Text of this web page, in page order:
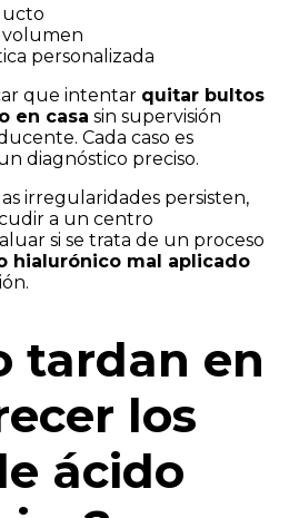
personalizada
que intentar quitar bultos
en casa sin supervisión
Cada caso es
diagnóstico preciso.
irregularidades persisten,
a un centro
si se trata de un proceso
hialurónico mal aplicado
tardan en
los
ácido